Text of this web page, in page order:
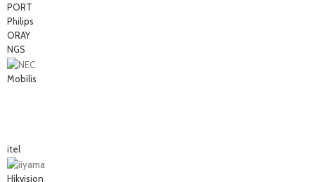
PORT
Philips
ORAY
NGS
Mobilis
itel
Hikvision